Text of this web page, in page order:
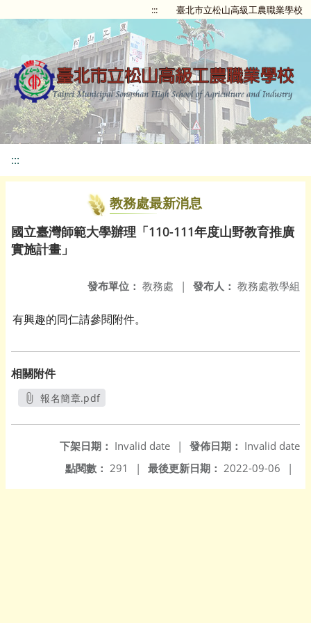
::: 臺北市立松山高級工農職業學校
:::
教務處最新消息
國立臺灣師範大學辦理「110-111年度山野教育推廣
實施計畫」
發布人： 教務處教學組
發布單位： 教務處 |
有興趣的同仁請參閱附件。
相關附件
報名簡章.pdf
發佈日期： Invalid date
下架日期： Invalid date
|
最後更新日期： 2022-09-06 |
點閱數： 291 |